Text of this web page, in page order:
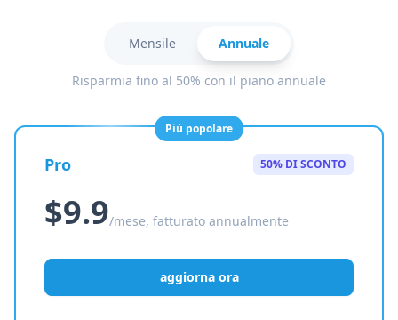
Mensile Annuale
Risparmia fino al 50% con il piano annuale
Più popolare
Pro 50% DI SCONTO
$9.9/mese, fatturato annualmente
aggiorna ora